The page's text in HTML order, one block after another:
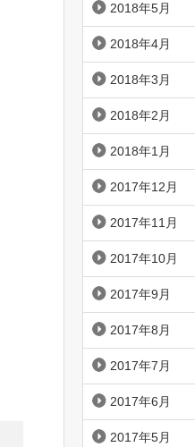
2018年5月
2018年4月
2018年3月
2018年2月
2018年1月
2017年12月
2017年11月
2017年10月
2017年9月
2017年8月
2017年7月
2017年6月
2017年5月